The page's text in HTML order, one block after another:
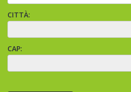
CITTÀ:
CAP: